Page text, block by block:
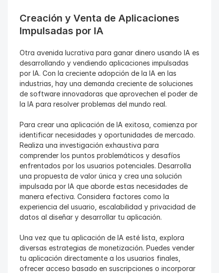
Creación y Venta de Aplicaciones
Impulsadas por IA
Otra avenida lucrativa para ganar dinero usando IA es
desarrollando y vendiendo aplicaciones impulsadas
por IA. Con la creciente adopción de la IA en las
industrias, hay una demanda creciente de soluciones
de software innovadoras que aprovechen el poder de
la IA para resolver problemas del mundo real.
Para crear una aplicación de IA exitosa, comienza por
identificar necesidades y oportunidades de mercado.
Realiza una investigación exhaustiva para
comprender los puntos problemáticos y desafíos
enfrentados por los usuarios potenciales. Desarrolla
una propuesta de valor única y crea una solución
impulsada por IA que aborde estas necesidades de
manera efectiva. Considera factores como la
experiencia del usuario, escalabilidad y privacidad de
datos al diseñar y desarrollar tu aplicación.
Una vez que tu aplicación de IA esté lista, explora
diversas estrategias de monetización. Puedes vender
tu aplicación directamente a los usuarios finales,
ofrecer acceso basado en suscripciones o incorporar